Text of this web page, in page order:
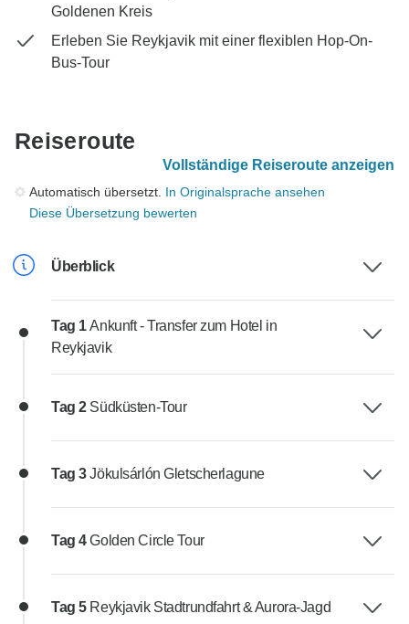
Goldenen Kreis
Erleben Sie Reykjavik mit einer flexiblen Hop-On-
Bus-Tour
Reiseroute
Vollständige Reiseroute anzeigen
Automatisch übersetzt. In Originalsprache ansehen
Diese Übersetzung bewerten
Überblick
Tag 1Ankunft - Transfer zum Hotel in
Reykjavik
Tag 2 Südküsten-Tour
Tag 3Jökulsárlón Gletscherlagune
Tag 4Golden Circle Tour
Tag 5 Reykjavik Stadtrundfahrt & Aurora-Jagd